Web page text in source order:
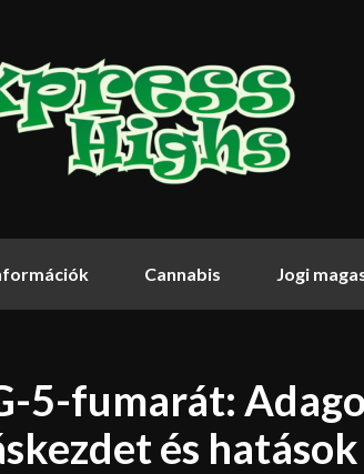
Cannabis Jogi
5-fumarát:
és